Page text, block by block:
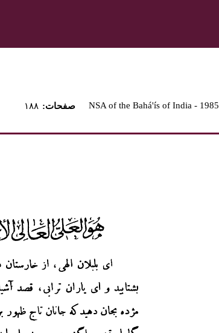
۱۸۸ :صفحات NSA of the Bahá'ís of India - 1985